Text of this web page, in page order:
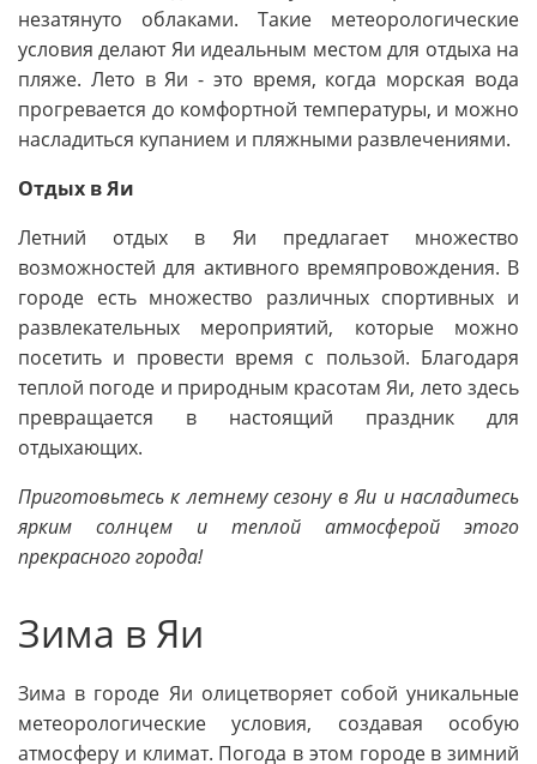
незатянуто облаками. Такие метеорологические
условия делают Яи идеальным местом для отдыха на
пляже. Лето в Яи - это время, когда морская вода
прогревается до комфортной температуры, и можно
насладиться купанием и пляжными развлечениями.
Отдых в Яи
Летний отдых в Яи предлагает множество
возможностей для активного времяпровождения. В
городе есть множество различных спортивных и
развлекательных мероприятий, которые можно
посетить и провести время с пользой. Благодаря
теплой погоде и природным красотам Яи, лето здесь
превращается в настоящий праздник для
отдыхающих.
Приготовьтесь к летнему сезону в Яи и насладитесь
ярким солнцем и теплой атмосферой этого
прекрасного города!
Зима в Яи
Зима в городе Яи олицетворяет собой уникальные
метеорологические условия, создавая особую
атмосферу и климат. Погода в этом городе в зимний